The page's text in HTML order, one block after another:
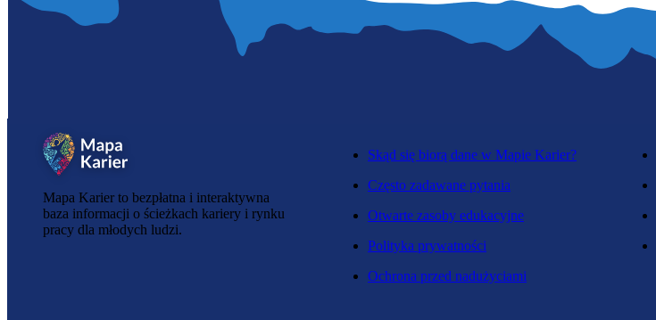
Mapa Karier to bezpłatna i interaktywna
baza informacji o ścieżkach kariery i rynku
pracy dla młodych ludzi.
Skąd się biorą dane w Mapie Karier?
Często zadawane pytania
Otwarte zasoby edukacyjne
Polityka prywatności
Ochrona przed nadużyciami